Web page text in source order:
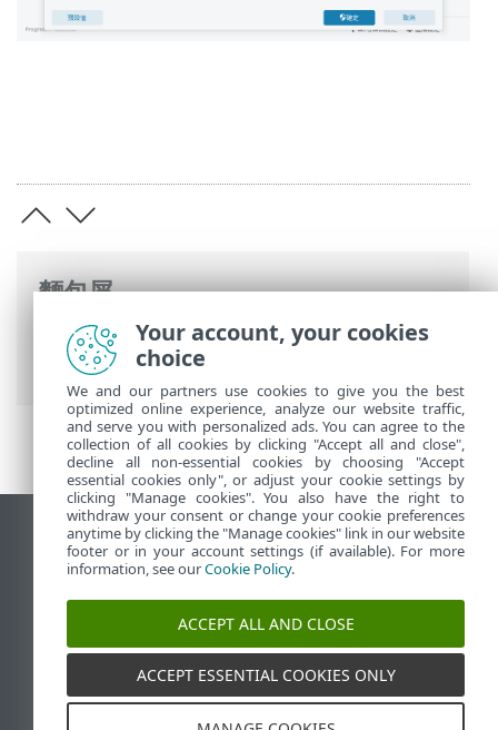
麵包屑
ESET 線上說明>ESET Internet Security>
進階設定
>使用者介面
檢視桌面網站
End of Life
ESET 知識庫
ESET Status Portal
Your account, your cookies
choice
We and our partners use cookies to give you the best
optimized online experience, analyze our website traffic,
and serve you with personalized ads. You can agree to the
collection of all cookies by clicking "Accept all and close",
decline all non-essential cookies by choosing "Accept
essential cookies only", or adjust your cookie settings by
clicking "Manage cookies". You also have the right to
withdraw your consent or change your cookie preferences
anytime by clicking the "Manage cookies" link in our website
footer or in your account settings (if available). For more
information, see ourCookie Policy.
ACCEPT ALL AND CLOSE
ACCEPT ESSENTIAL COOKIES ONLY